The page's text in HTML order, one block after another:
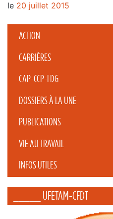
ACTION
CARRIÈRES
CAP-CCP-LDG
DOSSIERS À LA UNE
PUBLICATIONS
VIE AU TRAVAIL
INFOS UTILES
_____ UFETAM-CFDT
le 20 juillet 2015